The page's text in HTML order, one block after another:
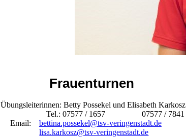
Frauenturnen
Übungsleiterinnen: Betty Possekel und Elisabeth Karkosz
Tel.: 07577 / 1657 07577 / 7841
Email: bettina.possekel@tsv-veringenstadt.de
lisa.karkosz@tsv-veringenstadt.de